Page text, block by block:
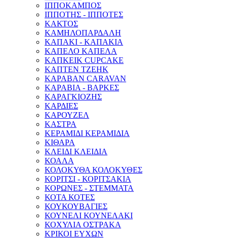
ΙΠΠΟΚΑΜΠΟΣ
ΙΠΠΟΤΗΣ - ΙΠΠΟΤΕΣ
ΚΑΚΤΟΣ
ΚΑΜΗΛΟΠΑΡΔΑΛΗ
ΚΑΠΑΚΙ - ΚΑΠΑΚΙΑ
ΚΑΠΕΛΟ ΚΑΠΕΛΑ
ΚΑΠΚΕΙΚ CUPCAKE
ΚΑΠΤΕΝ ΤΖΕΗΚ
ΚΑΡΑΒΑΝ CARAVAN
ΚΑΡΑΒΙΑ - ΒΑΡΚΕΣ
ΚΑΡΑΓΚΙΟΖΗΣ
ΚΑΡΔΙΕΣ
ΚΑΡΟΥΖΕΛ
ΚΑΣΤΡΑ
ΚΕΡΑΜΙΔΙ ΚΕΡΑΜΙΔΙΑ
ΚΙΘΑΡΑ
ΚΛΕΙΔΙ ΚΛΕΙΔΙΑ
ΚΟΑΛΑ
ΚΟΛΟΚΥΘΑ ΚΟΛΟΚΥΘΕΣ
ΚΟΡΙΤΣΙ - ΚΟΡΙΤΣΑΚΙΑ
ΚΟΡΩΝΕΣ - ΣΤΕΜΜΑΤΑ
ΚΟΤΑ ΚΟΤΕΣ
ΚΟΥΚΟΥΒΑΓΙΕΣ
ΚΟΥΝΕΛΙ ΚΟΥΝΕΛΑΚΙ
ΚΟΧΥΛΙΑ ΟΣΤΡΑΚΑ
ΚΡΙΚΟΙ ΕΥΧΩΝ